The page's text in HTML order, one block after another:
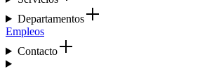
Departamentos
Empleos
Contacto